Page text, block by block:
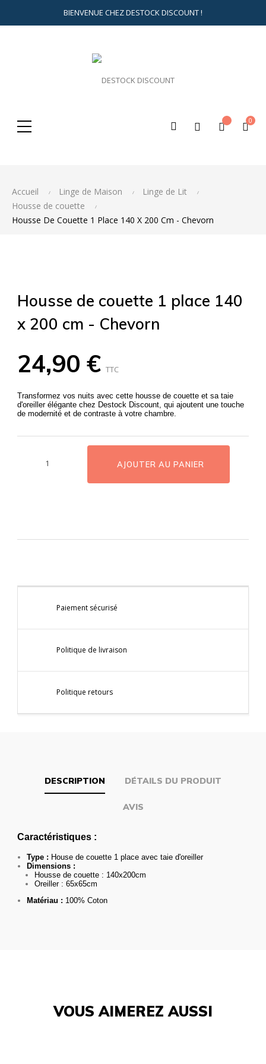
BIENVENUE CHEZ DESTOCK DISCOUNT !
Rechercher 0
Accueil Linge de Maison
Linge de Lit
Housse de couette
Housse De Couette 1 Place 140 X 200 Cm - Chevorn
Housse de couette 1 place 140
x 200 cm - Chevorn
24,90 € TTC
Transformez vos nuits avec cette housse de couette et sa taie
d'oreiller élégante chez Destock Discount, qui ajoutent une touche
de modernité et de contraste à votre chambre.
AJOUTER AU PANIER
Paiement sécurisé
Politique de livraison
Politique retours
DESCRIPTION DÉTAILS DU PRODUIT
AVIS
Caractéristiques :
Type : House de couette 1 place avec taie d'oreiller
Dimensions :
Housse de couette : 140x200cm
Oreiller : 65x65cm
Matériau : 100% Coton
VOUS AIMEREZ AUSSI